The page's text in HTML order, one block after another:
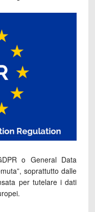
o General Data
soprattutto dalle
per tutelare i dati